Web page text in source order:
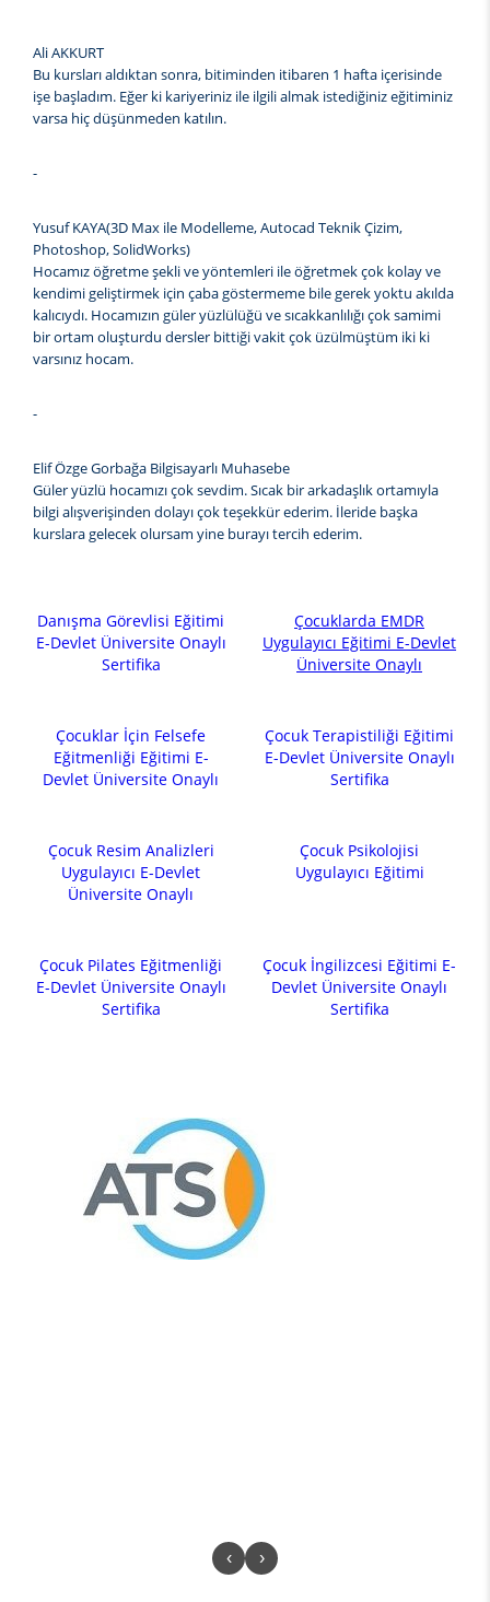
Ali AKKURT
Bu kursları aldıktan sonra, bitiminden itibaren 1 hafta içerisinde
işe başladım. Eğer ki kariyeriniz ile ilgili almak istediğiniz eğitiminiz
varsa hiç düşünmeden katılın.
-
Yusuf KAYA(3D Max ile Modelleme, Autocad Teknik Çizim,
Photoshop, SolidWorks)
Hocamız öğretme şekli ve yöntemleri ile öğretmek çok kolay ve
kendimi geliştirmek için çaba göstermeme bile gerek yoktu akılda
kalıcıydı. Hocamızın güler yüzlülüğü ve sıcakkanlılığı çok samimi
bir ortam oluşturdu dersler bittiği vakit çok üzülmüştüm iki ki
varsınız hocam.
-
Elif Özge Gorbağa Bilgisayarlı Muhasebe
Güler yüzlü hocamızı çok sevdim. Sıcak bir arkadaşlık ortamıyla
bilgi alışverişinden dolayı çok teşekkür ederim. İleride başka
kurslara gelecek olursam yine burayı tercih ederim.
Danışma Görevlisi Eğitimi
E-Devlet Üniversite Onaylı
Sertifika
Çocuklarda EMDR
Uygulayıcı Eğitimi E-Devlet
Üniversite Onaylı
Çocuklar İçin Felsefe
Eğitmenliği Eğitimi E-
Devlet Üniversite Onaylı
Çocuk Terapistiliği Eğitimi
E-Devlet Üniversite Onaylı
Sertifika
Çocuk Resim Analizleri
Uygulayıcı E-Devlet
Üniversite Onaylı
Çocuk Psikolojisi
Uygulayıcı Eğitimi
Çocuk Pilates Eğitmenliği
E-Devlet Üniversite Onaylı
Sertifika
Çocuk İngilizcesi Eğitimi E-
Devlet Üniversite Onaylı
Sertifika
‹ ›